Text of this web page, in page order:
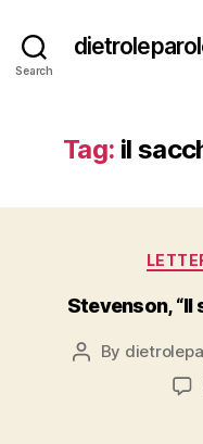
Search
Tag: il
Stevenson, “Il
Post
By